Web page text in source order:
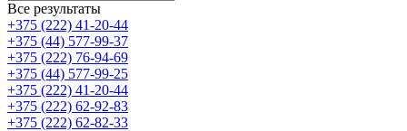
Все результаты
+375 (222) 41-20-44
+375 (44) 577-99-37
+375 (222) 76-94-69
+375 (44) 577-99-25
+375 (222) 41-20-44
+375 (222) 62-92-83
+375 (222) 62-82-33